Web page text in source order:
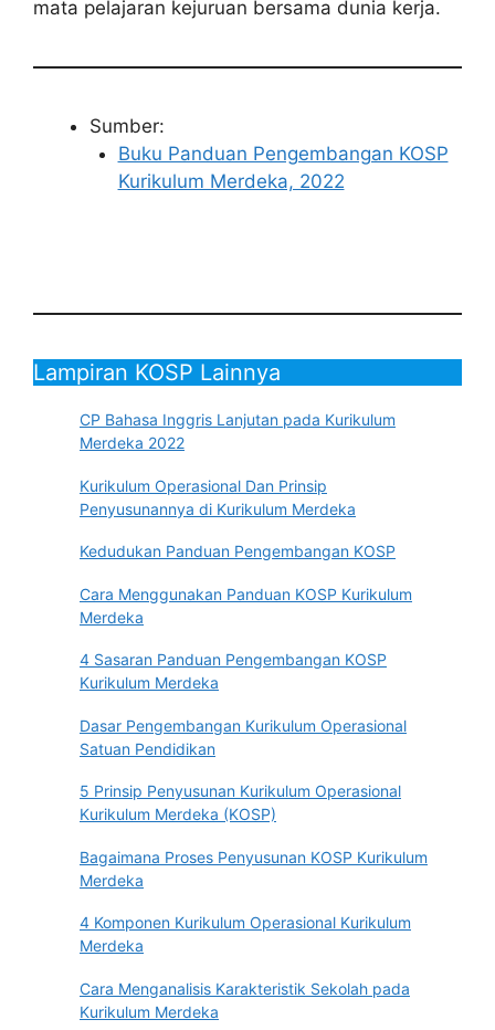
mata pelajaran kejuruan bersama dunia kerja.
Sumber:
Buku Panduan Pengembangan KOSP
Kurikulum Merdeka, 2022
Lampiran KOSP Lainnya
CP Bahasa Inggris Lanjutan pada Kurikulum
Merdeka 2022
Kurikulum Operasional Dan Prinsip
Penyusunannya di Kurikulum Merdeka
Kedudukan Panduan Pengembangan KOSP
Cara Menggunakan Panduan KOSP Kurikulum
Merdeka
4 Sasaran Panduan Pengembangan KOSP
Kurikulum Merdeka
Dasar Pengembangan Kurikulum Operasional
Satuan Pendidikan
5 Prinsip Penyusunan Kurikulum Operasional
Kurikulum Merdeka (KOSP)
Bagaimana Proses Penyusunan KOSP Kurikulum
Merdeka
4 Komponen Kurikulum Operasional Kurikulum
Merdeka
Cara Menganalisis Karakteristik Sekolah pada
Kurikulum Merdeka